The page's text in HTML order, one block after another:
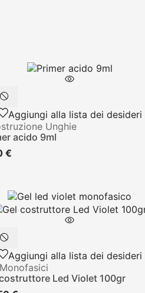
Aggiungi alla lista dei desideri
Unghie
acido 9ml
€
Aggiungi alla lista dei desideri
Led Violet 100gr